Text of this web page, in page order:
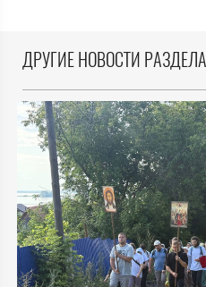
ДРУГИЕ НОВОСТИ РАЗДЕЛА